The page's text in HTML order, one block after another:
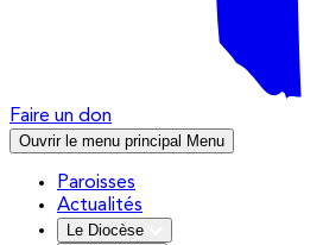
Faire un don
Ouvrir le menu principal Menu
Paroisses
Actualités
Le Diocèse